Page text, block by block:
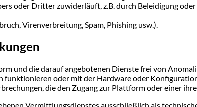
oder Dritter zuwiderläuft, z.B. durch Beleidigung
Virenverbreitung, Spam, Phishing usw.).
und die darauf angebotenen Dienste frei von
oder mit der Hardware oder
die den Zugang zur Plattform oder einer